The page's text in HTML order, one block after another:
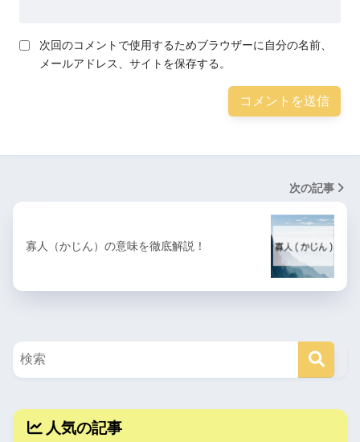
次回のコメントで使用するためブラウザーに自分の名前、
メールアドレス、サイトを保存する。
次の記事
寡人（かじん）の意味を徹底解説！
人気の記事